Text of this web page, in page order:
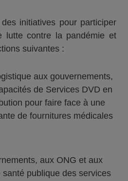
initiatives pour participer
lutte contre la pandémie et
suivantes :
aux gouvernements,
de Services DVD en
pour faire face à une
de fournitures médicales
aux ONG et aux
santé publique des services